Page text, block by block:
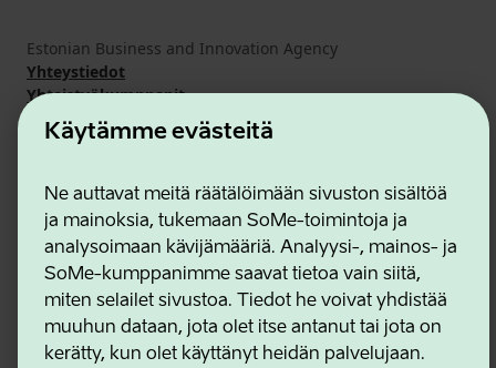
Käytämme evästeitä
Ne auttavat meitä räätälöimään sivuston sisältöä
ja mainoksia, tukemaan SoMe-toimintoja ja
analysoimaan kävijämääriä. Analyysi-, mainos- ja
SoMe-kumppanimme saavat tietoa vain siitä,
miten selailet sivustoa. Tiedot he voivat yhdistää
muuhun dataan, jota olet itse antanut tai jota on
kerätty, kun olet käyttänyt heidän palvelujaan.
Estonian Business and Innovation Agency
Yhteystiedot
Yhteistyökumppanit
Käyttöehdot
Eväste- ja tietosuojakäytäntö